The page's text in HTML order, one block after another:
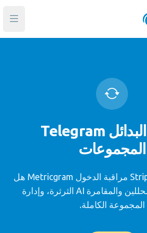
فتح
أفضل البدائل Telegram
المجموعات
مقابض الغروب Stripe مراقبة الدخول Metricgram هل
هذا بالإضافة للمحللين والمقامرة AI الثرثرة، وإدارة
المجموعة الكاملة.